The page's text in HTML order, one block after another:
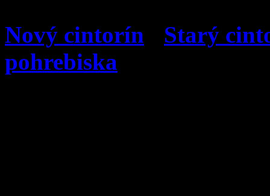
Nový cintorín
Starý
pohrebiska